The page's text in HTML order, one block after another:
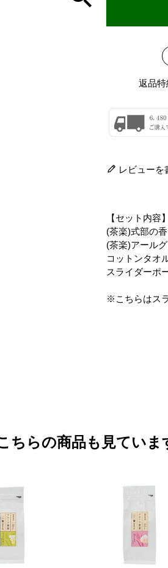
返品特
レビューを
【セット内容】
(茶楽)式部の
(茶楽)アール
コットンタオ
スライダーポ
※こちらはス
ちらの商品も見ていま